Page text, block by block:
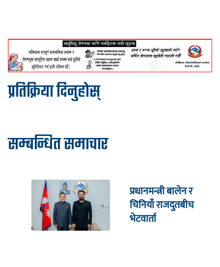
प्रतिक्रिया दिनुहोस्
सम्बन्धित समाचार
प्रधानमन्त्री बालेन र
चिनियाँ राजदुतबीच
भेटवार्ता